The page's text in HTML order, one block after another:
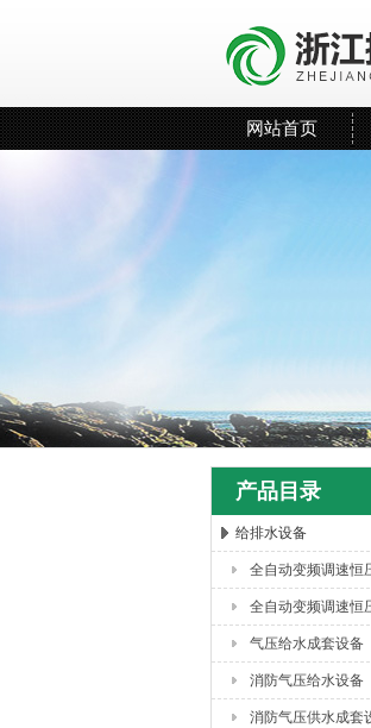
浙江扬子江泵业有限公司
网站首页
产品目录
给排水设备
全自动变频调速恒
全自动变频调速恒
气压给水成套设备
消防气压给水设备
消防气压供水成套